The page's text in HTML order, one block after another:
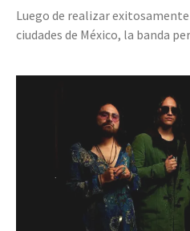
Luego de realizar
ciudades de México, la banda